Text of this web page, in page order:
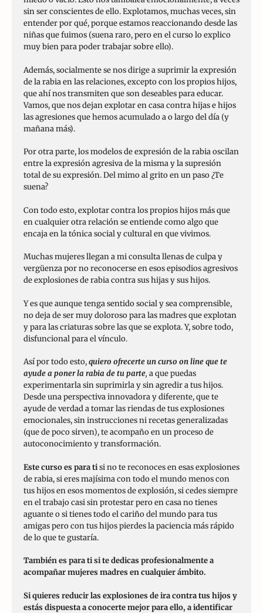
sin ser conscientes de ello. Explotamos, muchas veces, sin
entender por qué, porque estamos reaccionando desde las
niñas que fuimos (suena raro, pero en el curso lo explico
muy bien para poder trabajar sobre ello).
Además, socialmente se nos dirige a suprimir la expresión
de la rabia en las relaciones, excepto con los propios hijos,
que ahí nos transmiten que son deseables para educar.
Vamos, que nos dejan explotar en casa contra hijas e hijos
las agresiones que hemos acumulado a o largo del día (y
mañana más).
Por otra parte, los modelos de expresión de la rabia oscilan
entre la expresión agresiva de la misma y la supresión
total de su expresión. Del mimo al grito en un paso ¿Te
suena?
Con todo esto, explotar contra los propios hijos más que
en cualquier otra relación se entiende como algo que
encaja en la tónica social y cultural en que vivimos.
Muchas mujeres llegan a mi consulta llenas de culpa y
vergüenza por no reconocerse en esos episodios agresivos
de explosiones de rabia contra sus hijas y sus hijos.
Y es que aunque tenga sentido social y sea comprensible,
no deja de ser muy doloroso para las madres que explotan
y para las criaturas sobre las que se explota. Y, sobre todo,
disfuncional para el vínculo.
Así por todo esto,quiero ofrecerte un curso on line que te
ayude a poner la rabia de tu parte, a que puedas
experimentarla sin suprimirla y sin agredir a tus hijos.
Desde una perspectiva innovadora y diferente, que te
ayude de verdad a tomar las riendas de tus explosiones
emocionales, sin instrucciones ni recetas generalizadas
(que de poco sirven), te acompaño en un proceso de
autoconocimiento y transformación.
Este curso es para tisi no te reconoces en esas explosiones
de rabia, si eres majísima con todo el mundo menos con
tus hijos en esos momentos de explosión, si cedes siempre
en el trabajo casi sin protestar pero en casa no tienes
aguante o si tienes todo el cariño del mundo para tus
amigas pero con tus hijos pierdes la paciencia más rápido
de lo que te gustaría.
También es para ti si te dedicas profesionalmente a
acompañar mujeres madres en cualquier ámbito.
Si quieres reducir las explosiones de ira contra tus hijos y
estás dispuesta a conocerte mejor para ello, a identificar